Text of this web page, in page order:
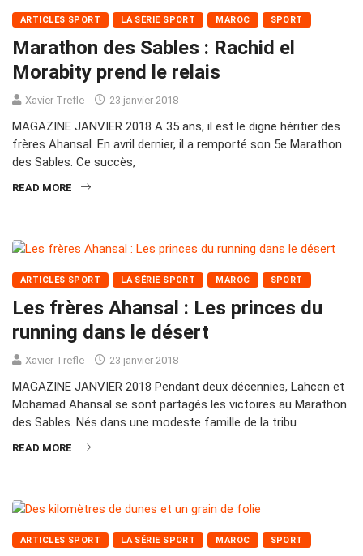
ARTICLES SPORT LA SÉRIE SPORT MAROC SPORT
Marathon des Sables : Rachid el
Morabity prend le relais
Xavier Trefle 23 janvier 2018
MAGAZINE JANVIER 2018 A 35 ans, il est le digne héritier des
frères Ahansal. En avril dernier, il a remporté son 5e Marathon
des Sables. Ce succès,
READ MORE
ARTICLES SPORT LA SÉRIE SPORT MAROC SPORT
Les frères Ahansal : Les princes du
running dans le désert
Xavier Trefle 23 janvier 2018
MAGAZINE JANVIER 2018 Pendant deux décennies, Lahcen et
Mohamad Ahansal se sont partagés les victoires au Marathon
des Sables. Nés dans une modeste famille de la tribu
READ MORE
ARTICLES SPORT LA SÉRIE SPORT MAROC SPORT